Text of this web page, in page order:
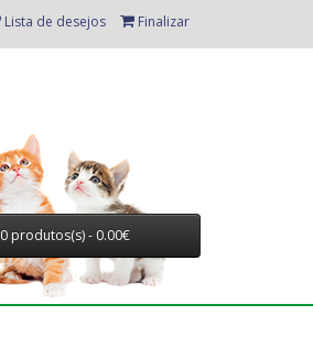
Lista de desejos Finalizar
0 produtos(s) - 0.00€